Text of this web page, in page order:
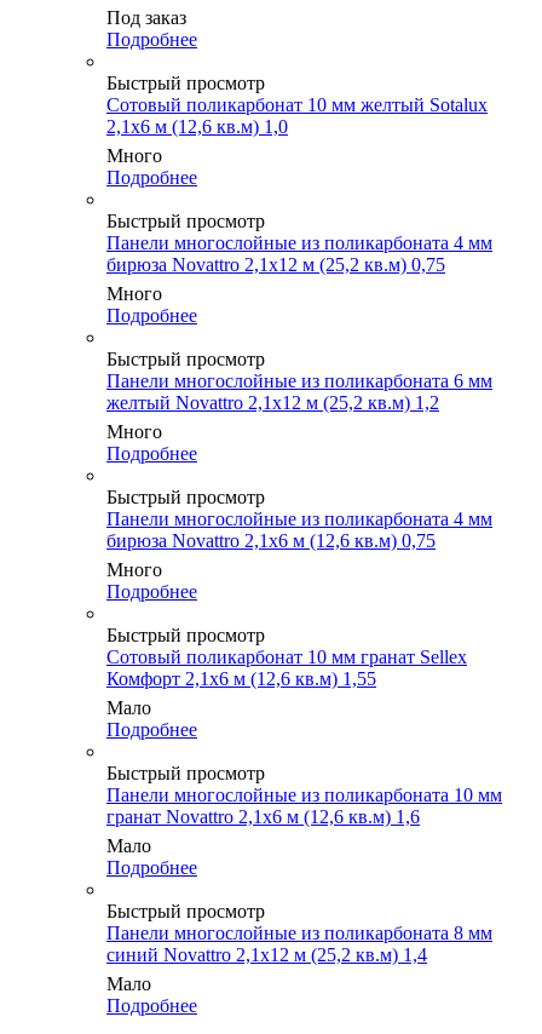
Под заказ
Подробнее
Быстрый просмотр
Сотовый поликарбонат 10 мм желтый Sotalux
2,1х6 м (12,6 кв.м) 1,0
Много
Подробнее
Быстрый просмотр
Панели многослойные из поликарбоната 4 мм
бирюза Novattro 2,1х12 м (25,2 кв.м) 0,75
Много
Подробнее
Быстрый просмотр
Панели многослойные из поликарбоната 6 мм
желтый Novattro 2,1х12 м (25,2 кв.м) 1,2
Много
Подробнее
Быстрый просмотр
Панели многослойные из поликарбоната 4 мм
бирюза Novattro 2,1х6 м (12,6 кв.м) 0,75
Много
Подробнее
Быстрый просмотр
Сотовый поликарбонат 10 мм гранат Sellex
Комфорт 2,1х6 м (12,6 кв.м) 1,55
Мало
Подробнее
Быстрый просмотр
Панели многослойные из поликарбоната 10 мм
гранат Novattro 2,1х6 м (12,6 кв.м) 1,6
Мало
Подробнее
Быстрый просмотр
Панели многослойные из поликарбоната 8 мм
синий Novattro 2,1х12 м (25,2 кв.м) 1,4
Мало
Подробнее